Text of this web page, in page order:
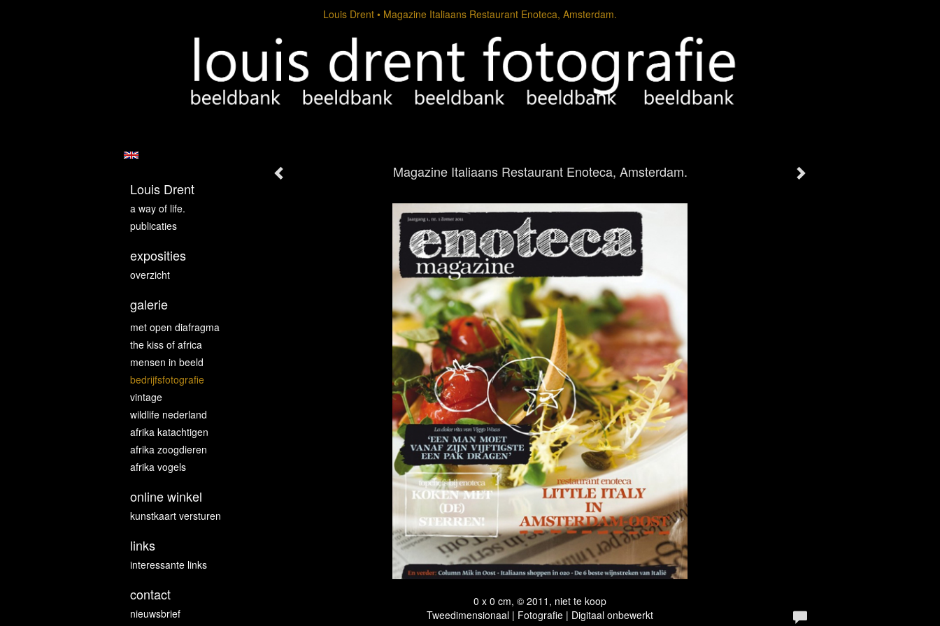
Louis Drent Magazine Italiaans Restaurant Enoteca, Amsterdam.
Magazine Italiaans Restaurant Enoteca, Amsterdam.
0 x 0 cm, © 2011, niet te koop
Tweedimensionaal | Fotografie | Digitaal onbewerkt
Louis Drent
a way of life.
publicaties
exposities
overzicht
galerie
met open diafragma
the kiss of africa
mensen in beeld
bedrijfsfotografie
vintage
wildlife nederland
afrika katachtigen
afrika zoogdieren
afrika vogels
online winkel
kunstkaart versturen
links
interessante links
contact
nieuwsbrief